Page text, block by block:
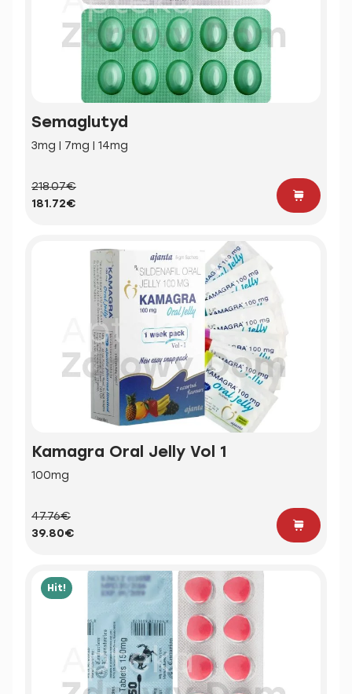
Semaglutyd
3mg | 7mg | 14mg
218.07€
181.72€
Kamagra Oral Jelly Vol 1
100mg
47.76€
39.80€
Hit!